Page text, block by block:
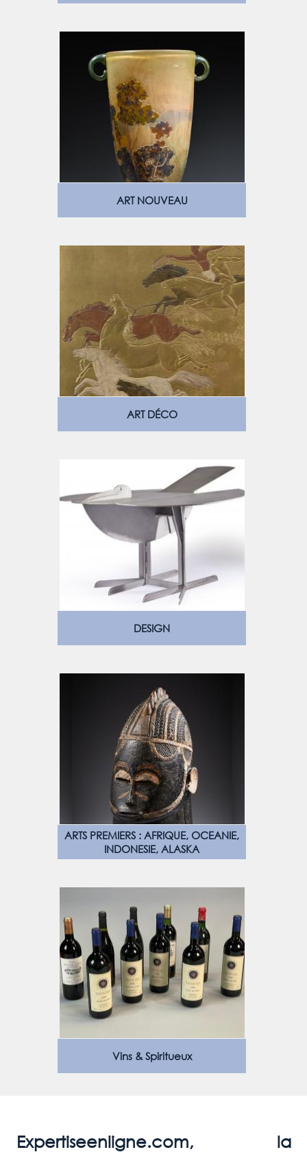
ART NOUVEAU
ART DÉCO
DESIGN
ARTS PREMIERS : AFRIQUE, OCEANIE,
INDONESIE, ALASKA
Vins & Spiritueux
Expertiseenligne.com, la